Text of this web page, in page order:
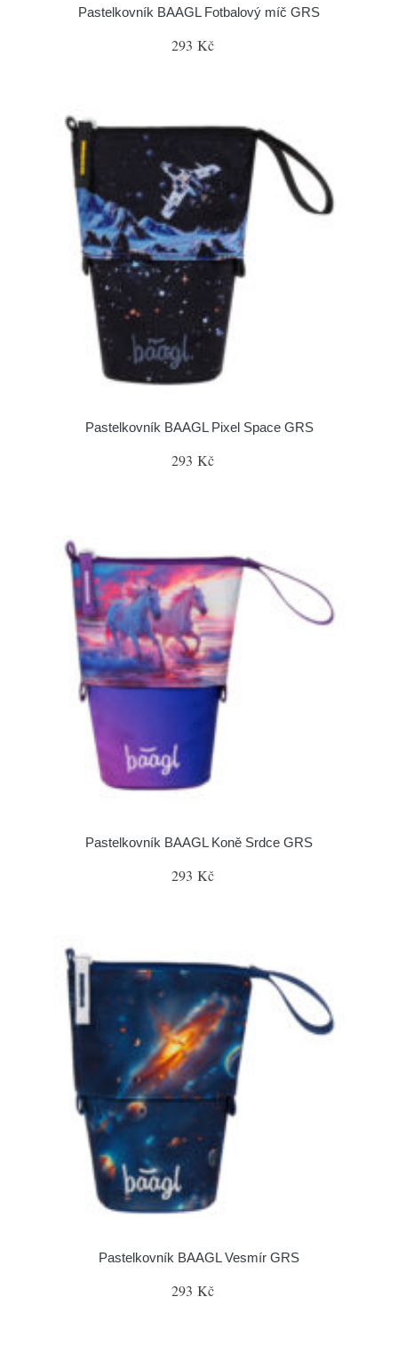
Pastelkovník BAAGL Fotbalový míč GRS
293 Kč
Pastelkovník BAAGL Pixel Space GRS
293 Kč
Pastelkovník BAAGL Koně Srdce GRS
293 Kč
Pastelkovník BAAGL Vesmír GRS
293 Kč